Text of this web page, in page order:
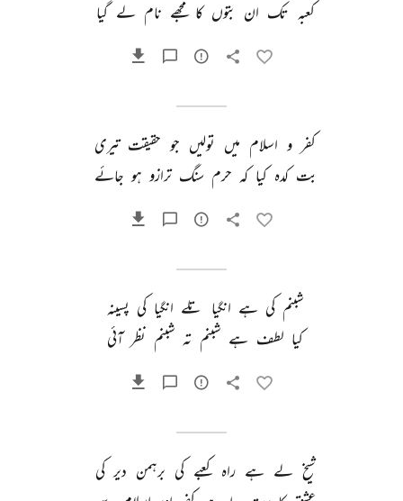
کعبہ تک ان بتوں کا مجھے نام لے گیا
کفر و اسلام میں تولیں جو حقیقت تیری
بت کدہ کیا کہ حرم سنگ ترازو ہو جائے
شبنم کی ہے انگیا تلے انگیا کی پسینہ
کیا لطف ہے شبنم تہ شبنم نظر آئی
شیخ لے ہے راہ کعبے کی برہمن دیر کی